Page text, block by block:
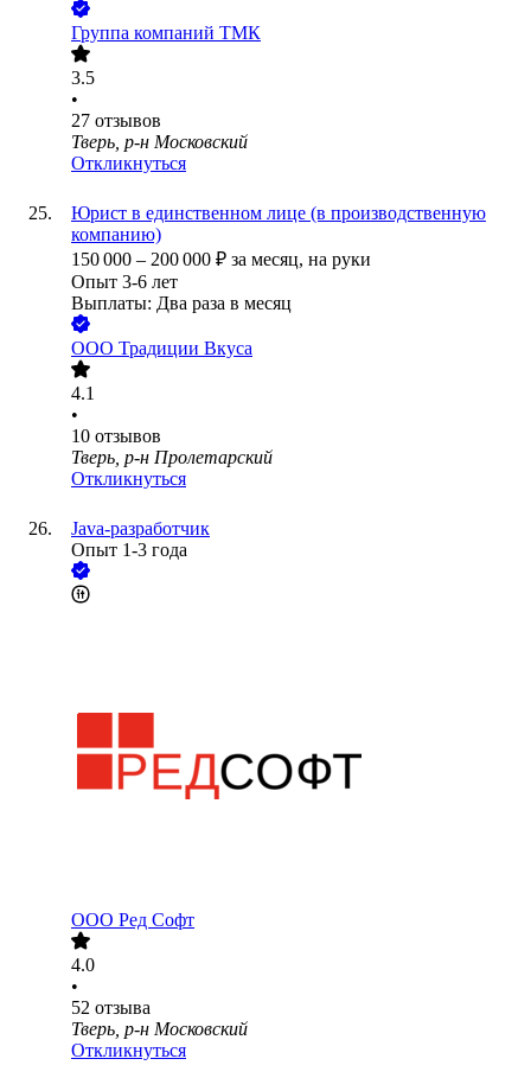
Группа компаний ТМК
3.5
•
27 отзывов
Тверь, р-н Московский
Откликнуться
Юрист в единственном лице (в производственную
компанию)
150 000 – 200 000 ₽ за месяц, на руки
Опыт 3-6 лет
Выплаты: Два раза в месяц
ООО Традиции Вкуса
4.1
•
10 отзывов
Тверь, р-н Пролетарский
Откликнуться
Java-разработчик
Опыт 1-3 года
ООО Ред Софт
4.0
•
52 отзыва
Тверь, р-н Московский
Откликнуться